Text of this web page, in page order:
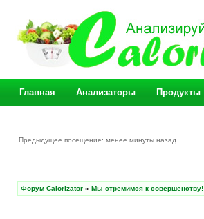
Главная Анализаторы Продукты
Предыдущее посещение: менее минуты назад
Форум Calorizator » Мы стремимся к совершенству!